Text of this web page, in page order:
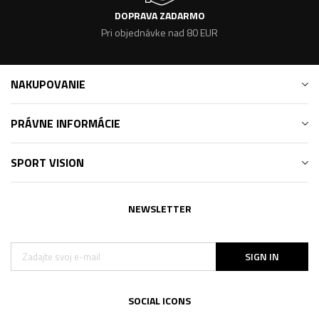
DOPRAVA ZADARMO
Pri objednávke nad 80 EUR
NAKUPOVANIE
PRÁVNE INFORMÁCIE
SPORT VISION
NEWSLETTER
SIGN IN
SOCIAL ICONS